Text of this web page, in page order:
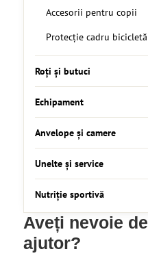
Accesorii pentru copii
Protecție cadru bicicletă
Roți și butuci
Echipament
Anvelope și camere
Unelte și service
Nutriție sportivă
Aveți nevoie de
ajutor?